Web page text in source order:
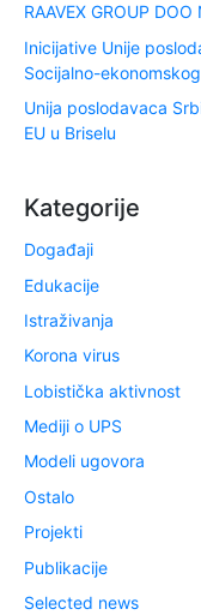
RAAVEX GROUP
Inicijative Unije
Socijalno-
Unija poslodavaca
EU u Briselu
Kategorije
Događaji
Edukacije
Istraživanja
Korona virus
Lobistička aktivnost
Mediji o UPS
Modeli ugovora
Ostalo
Projekti
Publikacije
Selected news